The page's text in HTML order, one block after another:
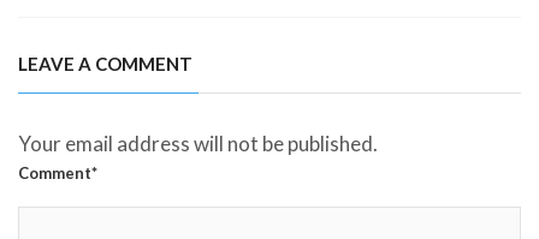
LEAVE A COMMENT
Your email address will not be published.
Comment*